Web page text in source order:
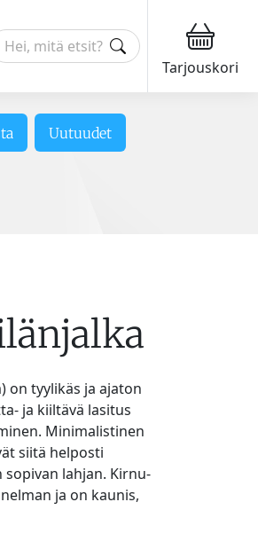
Tarjouskori
Uutuudet
on tyylikäs ja ajaton
ja kiiltävä lasitus
Minimalistinen
siitä helposti
lahjan. Kirnu-
ja on kaunis,